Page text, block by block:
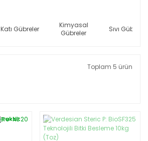
Katı Gübreler
Kimyasal
Gübreler
Sıvı Gübreler
Toplam 5 ürün